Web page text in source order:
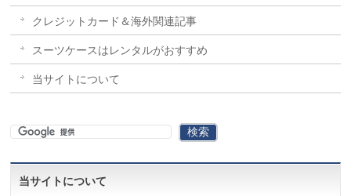
クレジットカード＆海外関連記事
スーツケースはレンタルがおすすめ
当サイトについて
当サイトについて